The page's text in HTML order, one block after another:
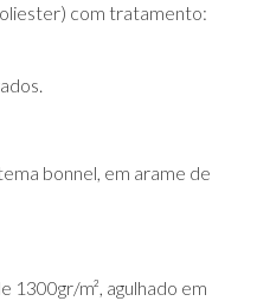
com tratamento:
bonnel, em arame de
1300gr/m², agulhado em